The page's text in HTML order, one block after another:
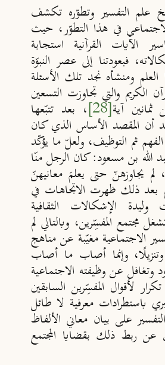
علم التفسير وتطوّره تكشف
في هذا التطوّر، حيث
الآيات القرآنية استجابة
فبعودتنا إلى عصر النبوّة
ومنشأه نجد تلك الأسئلة
الكريم والتي تجاوزت التسعين
آية[28] ، بعد تتبعها
أن المقصد الأساس الذي كان
ثم التوظيف، ولعلّ ما يؤكّد
الله بن مسعود: كان الرجل منّا
يجاوزهنّ حتى يعلمَ معانيهنّ
بعد ذلك ظهرت الاتجاهات في
وليدة الإشكالات الثقافية
مجتمع المفسِّرين، وبالتالي لم
الاجتماعية مغيّبة عن مناهج
وتنزيلًا، وإنما أصاب ما أصاب
وتغافل عن وظيفته الاجتماعية
لأقوال المفسِّرين السابقين
باستطرادات معرفية لا طائل
على بيان معاني الألفاظ
عن ربط ذلك بقضايا المجتمع